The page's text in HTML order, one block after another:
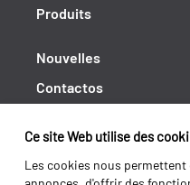
Ce site Web utilise des
Les cookies nous
Produits
Nouvelles
Contactos
Shipping returns
Politique de Privacité